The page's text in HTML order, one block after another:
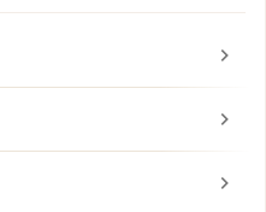
chevron_right
chevron_right
chevron_right